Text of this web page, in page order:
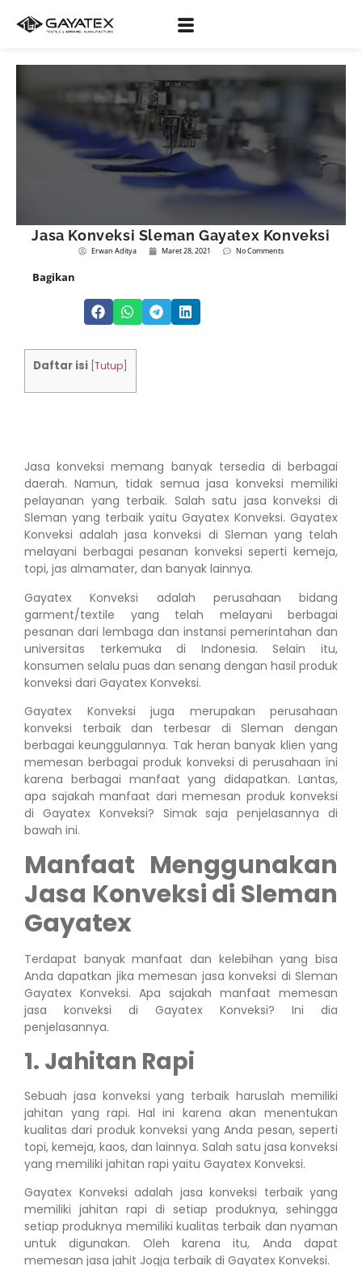
Jasa Konveksi Sleman Gayatex Konveksi
Erwan Aditya Maret 28, 2021 No Comments
Bagikan
Daftar isi Tutup
Jasa konveksi memang banyak tersedia di berbagai
daerah. Namun, tidak semua jasa konveksi memiliki
pelayanan yang terbaik. Salah satu jasa konveksi di
Sleman yang terbaik yaitu Gayatex Konveksi. Gayatex
Konveksi adalah jasa konveksi di Sleman yang telah
melayani berbagai pesanan konveksi seperti kemeja,
topi, jas almamater, dan banyak lainnya.
Gayatex Konveksi adalah perusahaan bidang
garment/textile yang telah melayani berbagai
pesanan dari lembaga dan instansi pemerintahan dan
universitas terkemuka di Indonesia. Selain itu,
konsumen selalu puas dan senang dengan hasil produk
konveksi dari Gayatex Konveksi.
Gayatex Konveksi juga merupakan perusahaan
konveksi terbaik dan terbesar di Sleman dengan
berbagai keunggulannya. Tak heran banyak klien yang
memesan berbagai produk konveksi di perusahaan ini
karena berbagai manfaat yang didapatkan. Lantas,
apa sajakah manfaat dari memesan produk konveksi
di Gayatex Konveksi? Simak saja penjelasannya di
bawah ini.
Manfaat Menggunakan
Jasa Konveksi di Sleman
Gayatex
Terdapat banyak manfaat dan kelebihan yang bisa
Anda dapatkan jika memesan jasa konveksi di Sleman
Gayatex Konveksi. Apa sajakah manfaat memesan
jasa konveksi di Gayatex Konveksi? Ini dia
penjelasannya.
1. Jahitan Rapi
Sebuah jasa konveksi yang terbaik haruslah memiliki
jahitan yang rapi. Hal ini karena akan menentukan
kualitas dari produk konveksi yang Anda pesan, seperti
topi, kemeja, kaos, dan lainnya. Salah satu jasa konveksi
yang memiliki jahitan rapi yaitu Gayatex Konveksi.
Gayatex Konveksi adalah jasa konveksi terbaik yang
memiliki jahitan rapi di setiap produknya, sehingga
setiap produknya memiliki kualitas terbaik dan nyaman
untuk digunakan. Oleh karena itu, Anda dapat
memesan jasa jahit Jogja terbaik di Gayatex Konveksi.